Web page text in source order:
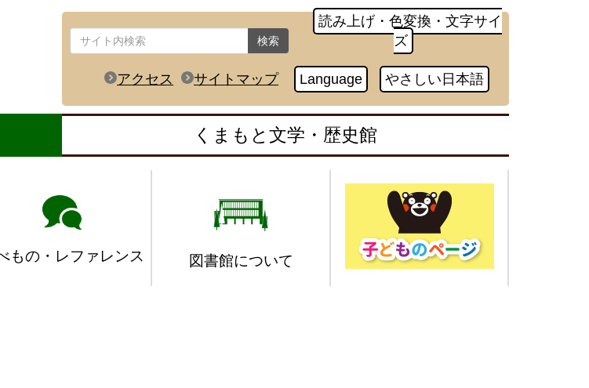
検索
読み上げ・色変換・文字サイ
ズ
アクセス サイトマップ Language やさしい日本語
くまもと文学・歴史館
もの・レファレンス 図書館について